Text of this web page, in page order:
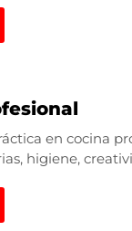
en cocina
higiene,